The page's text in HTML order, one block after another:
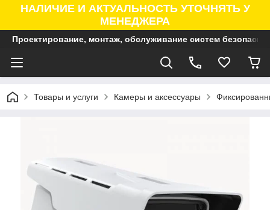
НАЛИЧИЕ И АКТУАЛЬНОСТЬ УТОЧНЯТЬ У
МЕНЕДЖЕРА
Проектирование, монтаж, обслуживание систем
Товары и услуги Камеры и аксессуары